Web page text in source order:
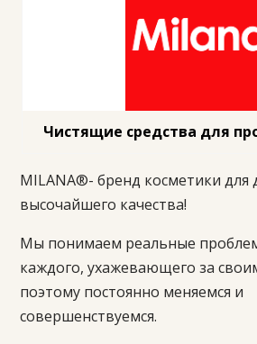
Чистящие средства для
MILANA®- бренд косметики для
высочайшего качества!
Мы понимаем реальные
каждого, ухажевающего за
поэтому постоянно меняемся и
совершенствуемся.